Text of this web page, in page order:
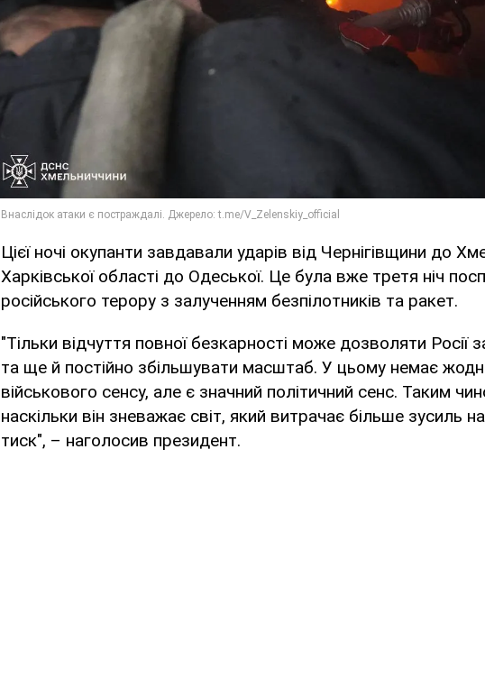
Цієї ночі окупанти завдавали ударів від Чернігівщини до
Харківської області до Одеської. Це була вже третя ніч
російського терору з залученням безпілотників та ракет.
"Тільки відчуття повної безкарності може дозволяти Росії
та ще й постійно збільшувати масштаб. У цьому немає
військового сенсу, але є значний політичний сенс. Таким
наскільки він зневажає світ, який витрачає більше зусиль
тиск", – наголосив президент.